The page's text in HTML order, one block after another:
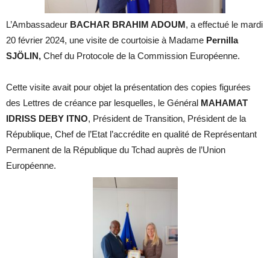
L’Ambassadeur BACHAR BRAHIM ADOUM, a effectué le mardi
20 février 2024, une visite de courtoisie à Madame Pernilla
SJÖLIN, Chef du Protocole de la Commission Européenne.
Cette visite avait pour objet la présentation des copies figurées
des Lettres de créance par lesquelles, le Général MAHAMAT
IDRISS DEBY ITNO, Président de Transition, Président de la
République, Chef de l’Etat l’accrédite en qualité de Représentant
Permanent de la République du Tchad auprès de l’Union
Européenne.